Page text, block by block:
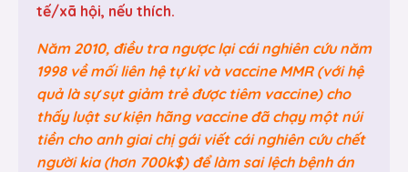
tế/xã hội, nếu thích.
Năm 2010, điều tra ngược lại cái nghiên cứu năm
1998 về mối liên hệ tự kỉ và vaccine MMR (với hệ
quả là sự sụt giảm trẻ được tiêm vaccine) cho
thấy luật sư kiện hãng vaccine đã chạy một núi
tiền cho anh giai chị gái viết cái nghiên cứu chết
người kia (hơn 700k$) để làm sai lệch bệnh án